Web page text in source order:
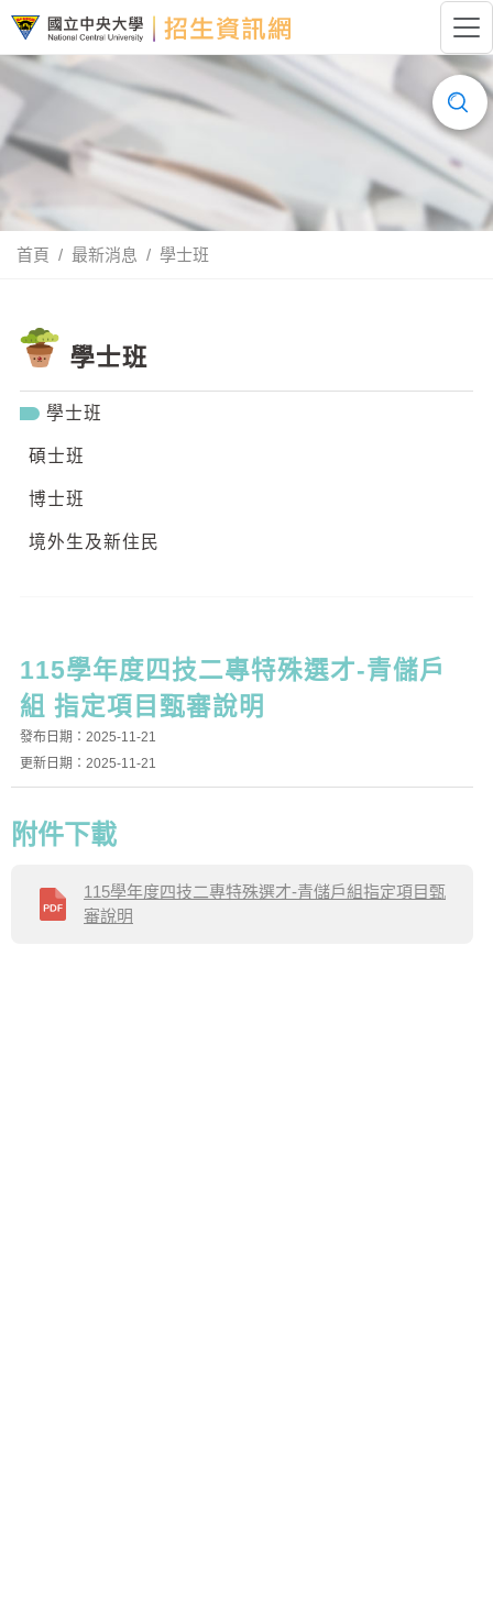
國立中央大學招生資訊網LOGO
搜
尋......
首頁 最新消息 學士班
學士班
學士班
碩士班
博士班
境外生及新住民
115學年度四技二專特殊選才-青儲戶
組 指定項目甄審說明
發布日期：2025-11-21
更新日期：2025-11-21
附件下載
115學年度四技二專特殊選才-青儲戶組指定項目甄
審說明